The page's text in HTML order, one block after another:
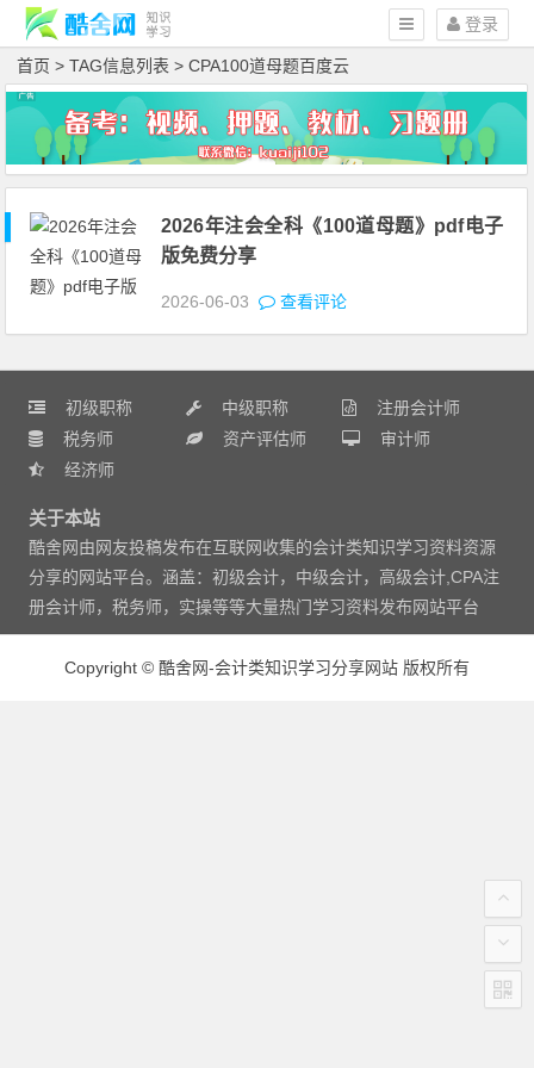
登录
首页 > TAG信息列表 > CPA100道母题百度云
2026年注会全科《100道母题》pdf电子
版免费分享
2026-06-03 查看评论
初级职称 中级职称
注册会计师
税务师
资产评估师
审计师
经济师
关于本站
酷舍网由网友投稿发布在互联网收集的会计类知识学习资料资源
分享的网站平台。涵盖：初级会计，中级会计，高级会计,CPA注
册会计师，税务师，实操等等大量热门学习资料发布网站平台
Copyright © 酷舍网-会计类知识学习分享网站 版权所有